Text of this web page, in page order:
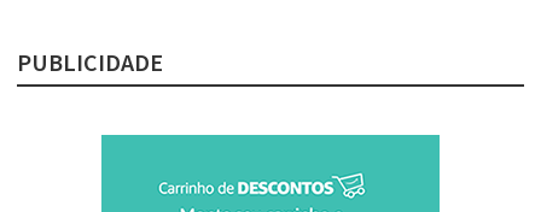
PUBLICIDADE